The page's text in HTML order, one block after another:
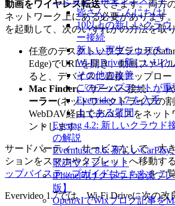
皆さん、こんにちは!
10以上の新しいクラ
ー接続
新しい再生ジェスチャ
Wi-Fi Drive:新しいUI
その他の改善
このアップデートが重
Evervideo 1.7 を入手
よくある質問
Evertag 4.2: 新しいクラウド
の解説
Evermusic 8.6: 新しい
歌詞ウィジェット
iPhone向けクラウド音楽プ
版】
OpenAIでWixブログ記事を
動画をワイヤレス転送できます。両方
ネットワーク上にある必要があります
を起動して、次のいずれかの方法を取
任意のデスクトップブラウザ
Edge)でURLを開き、動画ファイ
ると、デバイスに直接アップロ
Mac Finder(「サーバへ接続…」)
ーラー(ネットワークドライブの割
WebDAV経由でデバイスをネッ
ントします。
サードパーティ・サービスなしで、大
ションをスマホやタブレットへ移動す
ップバイステップガイドはこちらをご
Evervideo 1.7では、Wi-Fi Driveに次の